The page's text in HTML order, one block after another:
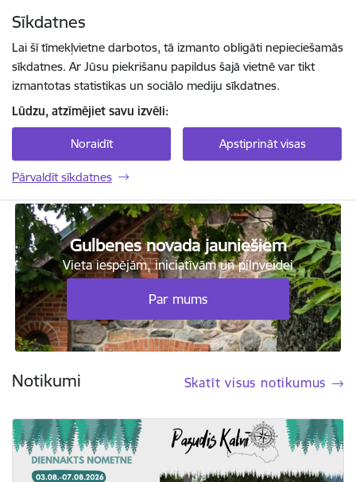
Sīkdatnes
Lai šī tīmekļvietne darbotos, tā izmanto obligāti nepieciešamās
sīkdatnes. Ar Jūsu piekrišanu papildus šajā vietnē var tikt
izmantotas statistikas un sociālo mediju sīkdatnes.
Lūdzu, atzīmējiet savu izvēli:
Noraidīt Apstiprināt visas
Pārvaldīt sīkdatnes
Gulbenes novada jauniešu centrs "Bāze"
Gulbenes novada jauniešiem
Vieta iespējām, iniciatīvām un pilnveidei
Par mums
Notikumi Skatīt visus notikumus